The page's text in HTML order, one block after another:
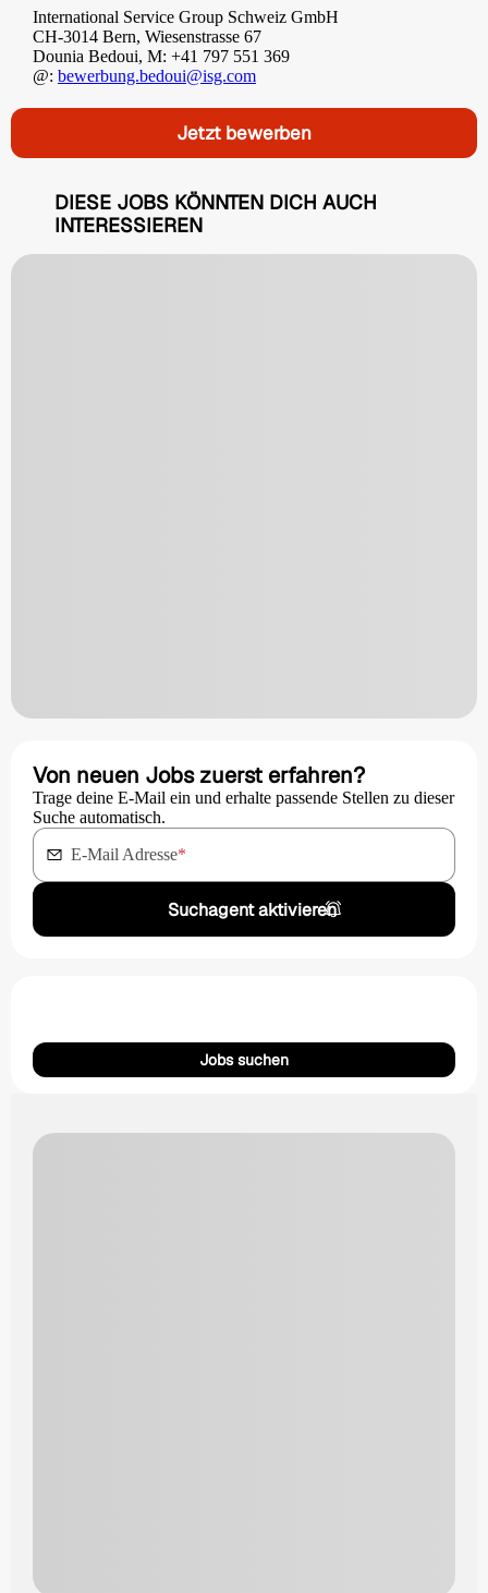
International Service Group Schweiz GmbH
CH-3014 Bern, Wiesenstrasse 67
Dounia Bedoui, M: +41 797 551 369
@: bewerbung.bedoui@isg.com
Jetzt bewerben
DIESE JOBS KÖNNTEN DICH AUCH
INTERESSIEREN
Von neuen Jobs zuerst erfahren?
Trage deine E-Mail ein und erhalte passende Stellen zu dieser
Suche automatisch.
E-Mail Adresse*
Suchagent aktivieren
Jobs suchen